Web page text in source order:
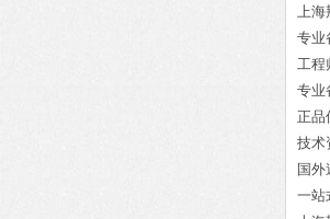
上海
专业
工程
专业
正品
技术
国
一站